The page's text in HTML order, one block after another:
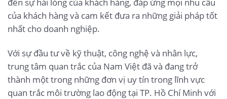
của khách hàng và cam kết đưa ra những giải pháp tốt
nhất cho doanh nghiệp.
Với sự đầu tư về kỹ thuật, công nghệ và nhân lực,
trung tâm quan trắc của Nam Việt đã và đang trở
thành một trong những đơn vị uy tín trong lĩnh vực
quan trắc môi trường lao động tại TP. Hồ Chí Minh với